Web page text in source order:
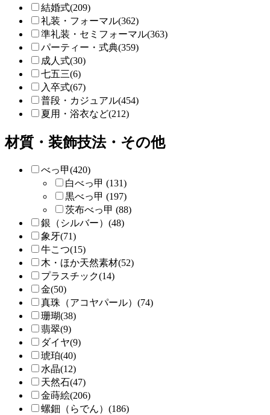
結婚式(209)
礼装・フォーマル(362)
準礼装・セミフォーマル(363)
パーティー・式典(359)
成人式(30)
七五三(6)
入卒式(67)
普段・カジュアル(454)
夏用・浴衣など(212)
材質・装飾技法・その他
べっ甲(420)
白べっ甲 (131)
黒べっ甲 (197)
茨布べっ甲 (88)
銀（シルバー）(48)
象牙(71)
牛こつ(15)
木・ほか天然素材(52)
プラスチック(14)
金(50)
真珠（アコヤパール）(74)
珊瑚(38)
翡翠(9)
ダイヤ(9)
琥珀(40)
水晶(12)
天然石(47)
金蒔絵(206)
螺鈿（らでん）(186)